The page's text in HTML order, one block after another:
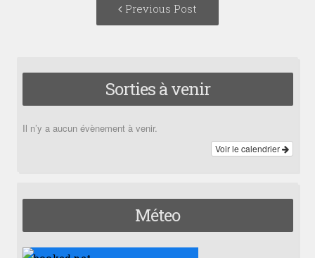
Previous Post
Sorties à venir
Il n’y a aucun évènement à venir.
Voir le calendrier
Méteo